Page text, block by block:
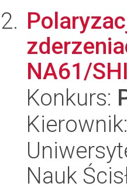
NA61/
Konkurs:
Nauk